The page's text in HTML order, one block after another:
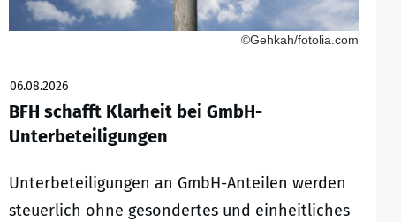
©Gehkah/fotolia.com
06.08.2026
BFH schafft Klarheit bei GmbH-
Unterbeteiligungen
Unterbeteiligungen an GmbH-Anteilen werden
steuerlich ohne gesondertes und einheitliches